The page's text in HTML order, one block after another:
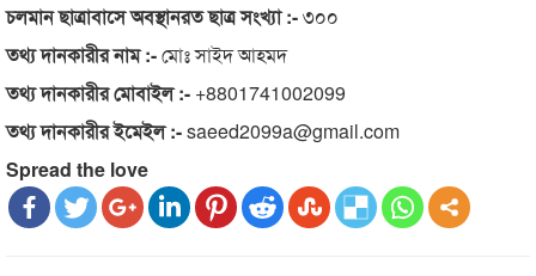
চলমান ছাত্রাবাসে অবস্থানরত ছাত্র সংখ্যা :-৩০০
তথ্য দানকারীর নাম :-মোঃ সাইদ আহমদ
তথ্য দানকারীর মোবাইল :- +8801741002099
তথ্য দানকারীর ইমেইল :-saeed2099a@gmail.com
Spread the love